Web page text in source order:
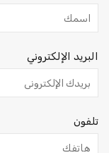
البريد الإلكتروني
تلفون